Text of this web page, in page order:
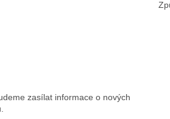
zasílat informace o nových